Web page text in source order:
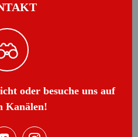
oder besuche uns auf
Kanälen!